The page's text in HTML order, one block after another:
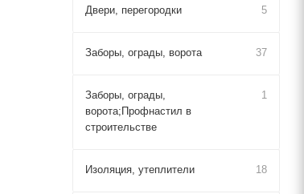
Двери, перегородки 5
Заборы, ограды, ворота 37
Заборы, ограды,
ворота;Профнастил в
строительстве
1
Изоляция, утеплители 18